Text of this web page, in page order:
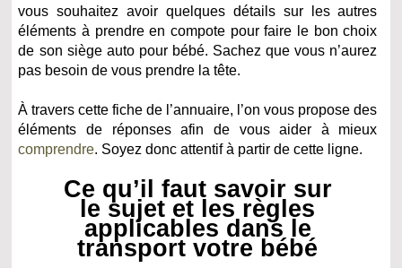
vous souhaitez avoir quelques détails sur les autres
éléments à prendre en compote pour faire le bon choix
de son siège auto pour bébé. Sachez que vous n’aurez
pas besoin de vous prendre la tête.
À travers cette fiche de l’annuaire, l’on vous propose des
éléments de réponses afin de vous aider à mieux
comprendre. Soyez donc attentif à partir de cette ligne.
Ce qu’il faut savoir sur
le sujet et les règles
applicables dans le
transport votre bébé